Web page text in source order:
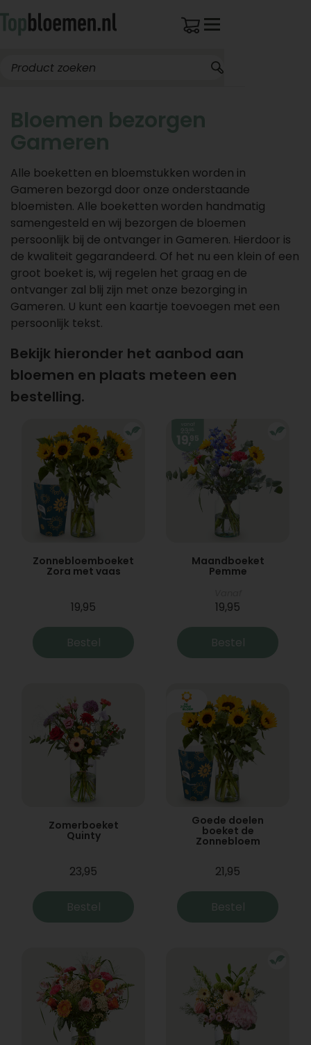
Bloemen bezorgen
Gameren
Alle boeketten en bloemstukken worden in
Gameren bezorgd door onze onderstaande
bloemisten. Alle boeketten worden handmatig
samengesteld en wij bezorgen de bloemen
persoonlijk bij de ontvanger in Gameren. Hierdoor is
de kwaliteit gegarandeerd. Of het nu een klein of een
groot boeket is, wij regelen het graag en de
ontvanger zal blij zijn met onze bezorging in
Gameren. U kunt een kaartje toevoegen met een
persoonlijk tekst.
Bekijk hieronder het aanbod aan
bloemen en plaats meteen een
bestelling.
Zonnebloemboeket
Zora met vaas
19,95
Bestel
Maandboeket
Pemme
19,95
Bestel
Zomerboeket
Quinty
23,95
Bestel
Goede doelen
boeket de
Zonnebloem
21,95
Bestel